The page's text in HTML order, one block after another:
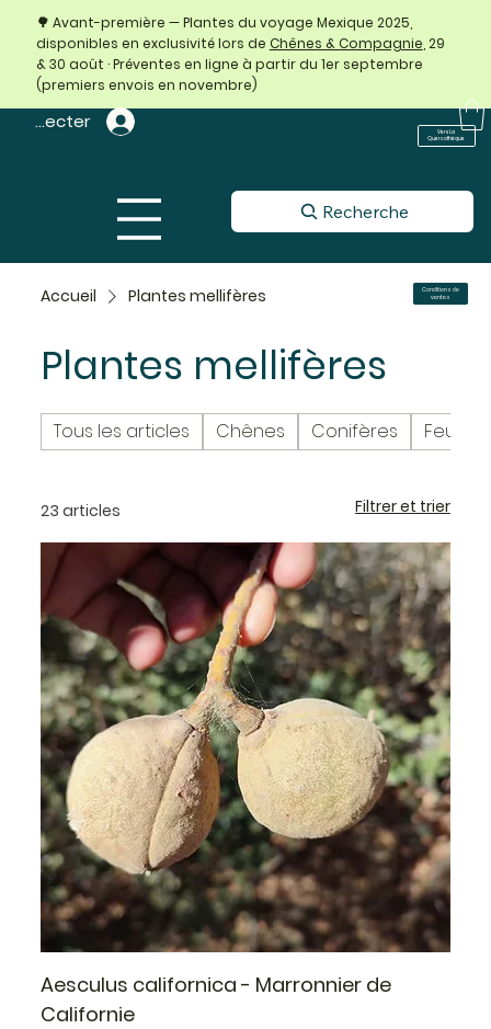
connecter
Recherche
Vers La
Quercothèque
🌳 Avant-première — Plantes du voyage Mexique 2025,
disponibles en exclusivité lors de Chênes & Compagnie, 29
& 30 août · Préventes en ligne à partir du 1er septembre
(premiers envois en novembre)
Accueil Plantes mellifères
Plantes mellifères
Tous les articles Chênes Conifères Feuillus
23 articles Filtrer et trier
Aesculus californica - Marronnier de
Californie
Conditions de
ventes